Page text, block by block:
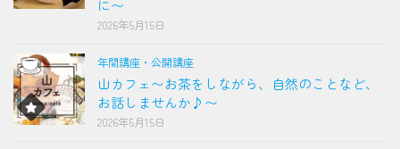
に〜
2026年5月15日
年間講座・公開講座
山カフェ〜お茶をしながら、自然のことなど、
お話しませんか♪〜
2026年5月15日